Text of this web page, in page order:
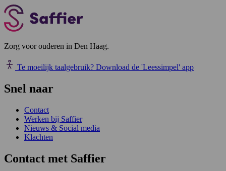
Zorg voor ouderen in Den Haag.
Te moeilijk taalgebruik? Download de 'Leessimpel' app
Snel naar
Contact
Werken bij Saffier
Nieuws & Social media
Klachten
Contact met Saffier